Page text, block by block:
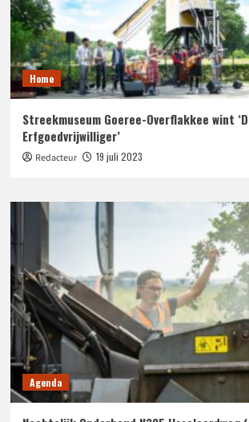
Home
Streekmuseum Goeree-Overflakkee wint
Erfgoedvrijwilliger’
Redacteur 19 juli 2023
Agenda